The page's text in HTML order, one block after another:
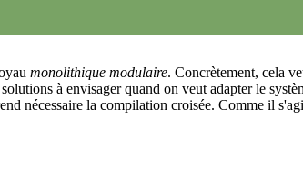
monolithique modulaire. Concrètement, cela
à envisager quand on veut adapter le
nécessaire la compilation croisée. Comme il